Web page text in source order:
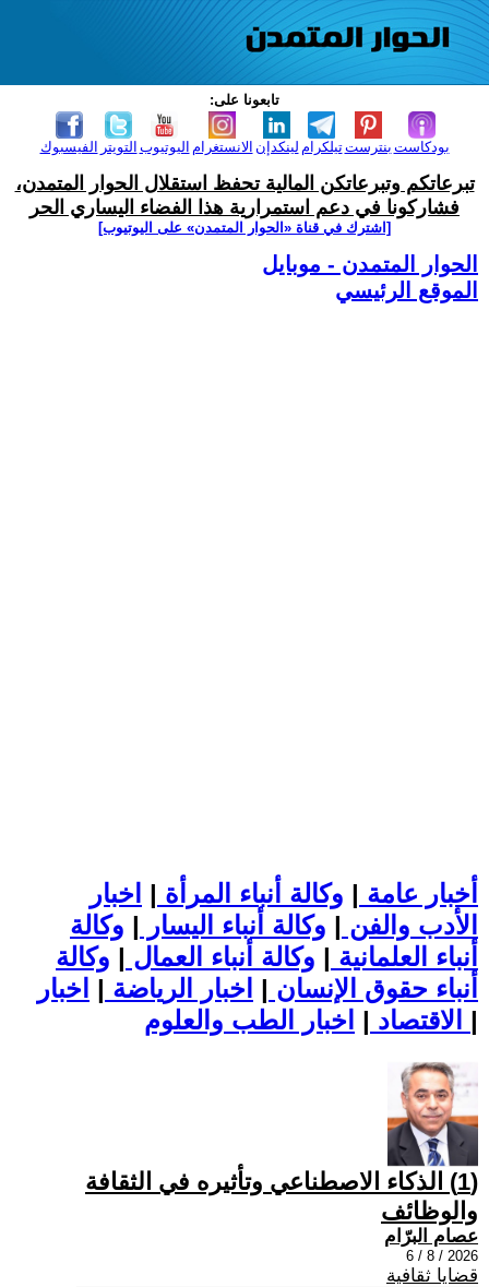
تابعونا على:
الفيسبوك التويتر اليوتيوب الانستغرام لينكدإن تيلكرامبنترست بودكاست
تبرعاتكم وتبرعاتكن المالية تحفظ استقلال الحوار المتمدن،
فشاركونا في دعم استمرارية هذا الفضاء اليساري الحر
[اشترك في قناة ‫«الحوار المتمدن» على اليوتيوب]
الحوار المتمدن - موبايل
الموقع الرئيسي
أخبار عامة | وكالة أنباء المرأة | اخبار
الأدب والفن | وكالة أنباء اليسار | وكالة
أنباء العلمانية | وكالة أنباء العمال | وكالة
أنباء حقوق الإنسان | اخبار الرياضة | اخبار
الاقتصاد | |
(1) الذكاء الاصطناعي وتأثيره في الثقافة
والوظائف
عصام البرّام
2026 / 8 / 6
قضايا ثقافية